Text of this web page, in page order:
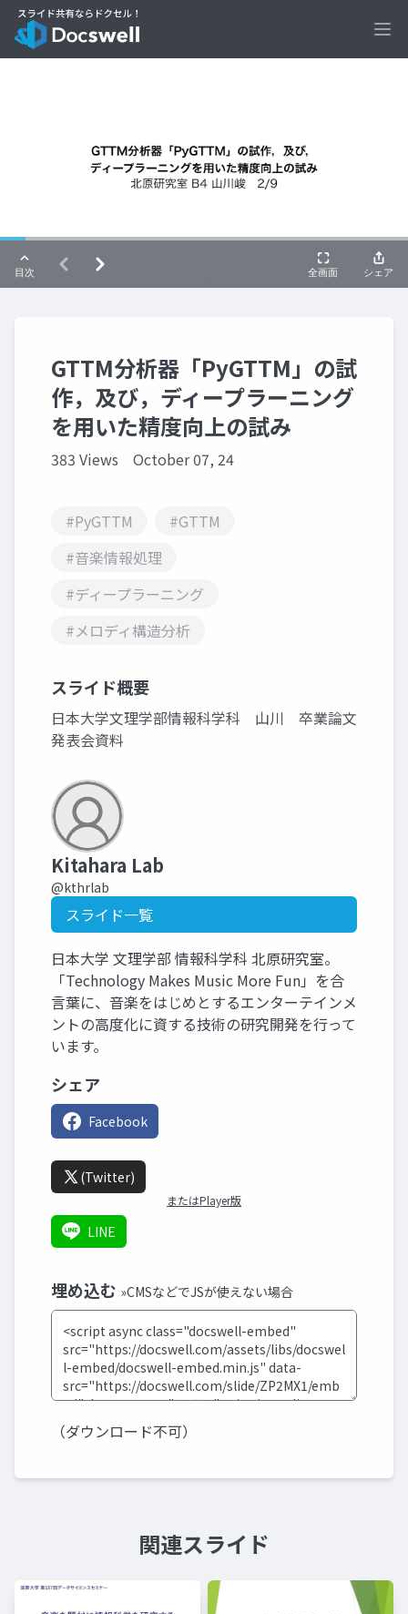
GTTM分析器「PyGTTM」の試
作，及び，ディープラーニング
を用いた精度向上の試み
383 Views October 07, 24
#PyGTTM
#GTTM
#音楽情報処理
#ディープラーニング
#メロディ構造分析
スライド概要
日本大学文理学部情報科学科 山川 卒業論文
発表会資料
Kitahara Lab
@kthrlab
スライド一覧
日本大学 文理学部 情報科学科 北原研究室。
「Technology Makes Music More Fun」を合
言葉に、音楽をはじめとするエンターテインメ
ントの高度化に資する技術の研究開発を行って
います。
シェア
Facebook
(Twitter)
またはPlayer版
LINE
埋め込む »CMSなどでJSが使えない場合
（ダウンロード不可）
関連スライド